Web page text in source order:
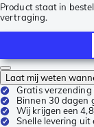
Product staat in
vertraging.
Laat mij weten
Gratis
Binnen 30 dagen
Wij krijgen een
Snelle levering uit